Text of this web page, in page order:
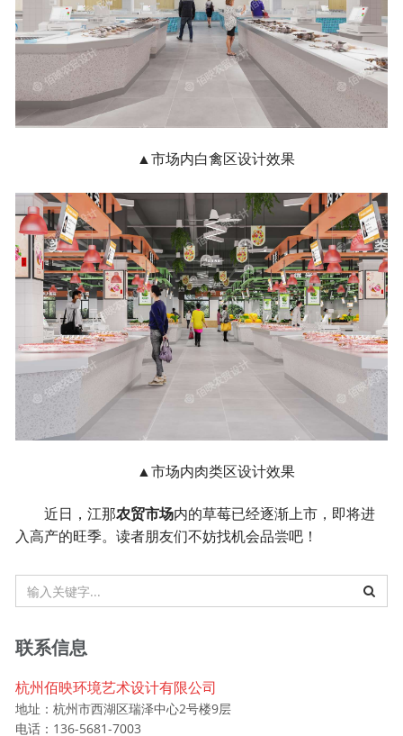
▲市场内白禽区设计效果
▲市场内肉类区设计效果
近日，江那农贸市场内的草莓已经逐渐上市，即将进
入高产的旺季。读者朋友们不妨找机会品尝吧！
联系信息
杭州佰映环境艺术设计有限公司
地址：杭州市西湖区瑞泽中心2号楼9层
电话：136-5681-7003